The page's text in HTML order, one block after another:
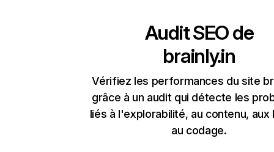
Audit SEO de
brainly.in
Vérifiez les performances du site
grâce à un audit qui détecte les
liés à l'explorabilité, au contenu, aux
au codage.